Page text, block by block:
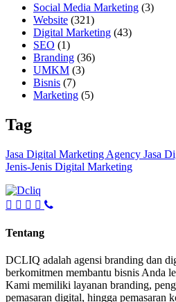
Social Media Marketing (3)
Website (321)
Digital Marketing (43)
SEO (1)
Branding (36)
UMKM (3)
Bisnis (7)
Marketing (5)
Tag
Jasa Digital Marketing Agency Jasa
Jenis-Jenis Digital Marketing
Tentang
DCLIQ adalah agensi branding dan
berkomitmen membantu bisnis Anda
Kami memiliki layanan branding,
pemasaran digital, hingga pemasaran